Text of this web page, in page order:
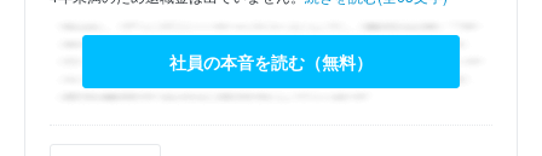
社員の本音を読む（無料）